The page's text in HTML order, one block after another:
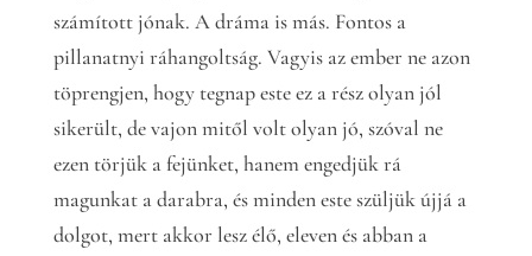
számított jónak. A dráma is más. Fontos a
pillanatnyi ráhangoltság. Vagyis az ember ne azon
töprengjen, hogy tegnap este ez a rész olyan jól
sikerült, de vajon mitől volt olyan jó, szóval ne
ezen törjük a fejünket, hanem engedjük rá
magunkat a darabra, és minden este szüljük újjá a
dolgot, mert akkor lesz élő, eleven és abban a